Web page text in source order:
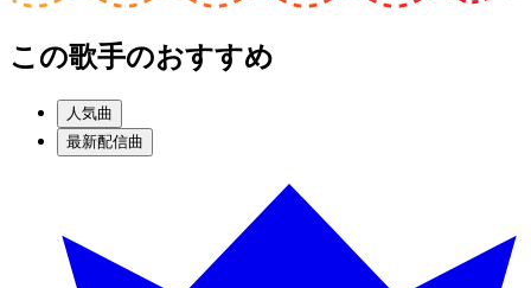
この歌手のおすすめ
人気曲
最新配信曲